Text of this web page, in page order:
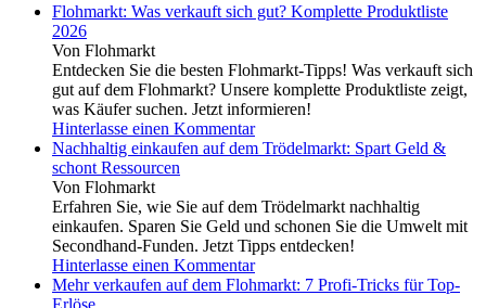
Flohmarkt: Was verkauft sich gut? Komplette Produktliste
2026
Von Flohmarkt
Entdecken Sie die besten Flohmarkt-Tipps! Was verkauft sich
gut auf dem Flohmarkt? Unsere komplette Produktliste zeigt,
was Käufer suchen. Jetzt informieren!
Hinterlasse einen Kommentar
Nachhaltig einkaufen auf dem Trödelmarkt: Spart Geld &
schont Ressourcen
Von Flohmarkt
Erfahren Sie, wie Sie auf dem Trödelmarkt nachhaltig
einkaufen. Sparen Sie Geld und schonen Sie die Umwelt mit
Secondhand-Funden. Jetzt Tipps entdecken!
Hinterlasse einen Kommentar
Mehr verkaufen auf dem Flohmarkt: 7 Profi-Tricks für Top-
Erlöse